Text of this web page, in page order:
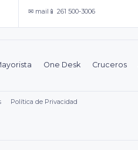
✉ mail 📱 261 500-3006
One Desk Cruceros
Política de Privacidad